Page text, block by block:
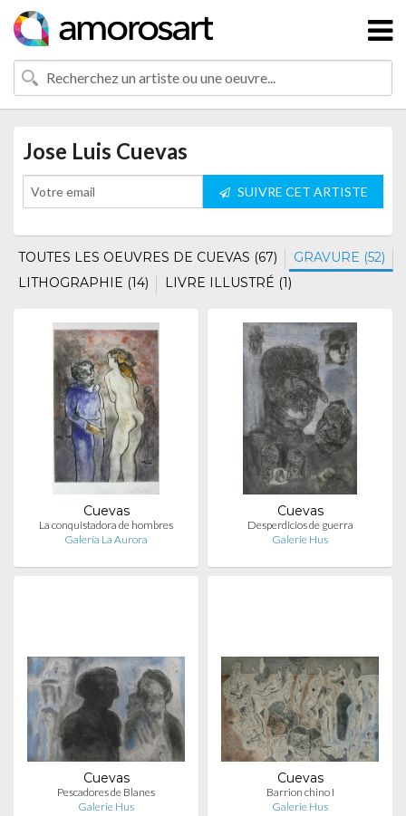
Jose Luis Cuevas
SUIVRE CET ARTISTE
TOUTES LES OEUVRES DE CUEVAS (67)
GRAVURE (52)
LITHOGRAPHIE (14)
LIVRE ILLUSTRÉ (1)
Cuevas
La conquistadora de hombres
Galería La Aurora
Cuevas
Desperdicios de guerra
Galerie Hus
Cuevas
Pescadores de Blanes
Galerie Hus
Cuevas
Barrion chino I
Galerie Hus